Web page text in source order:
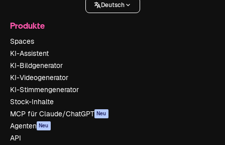
Deutsch
Produkte
Spaces
KI-Assistent
KI-Bildgenerator
KI-Videogenerator
KI-Stimmengenerator
Stock-Inhalte
MCP für Claude/ChatGPT Neu
Agenten Neu
API